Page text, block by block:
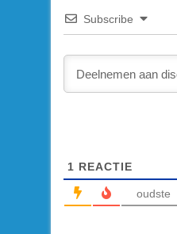
Subscribe
1 REACTIE
oudste